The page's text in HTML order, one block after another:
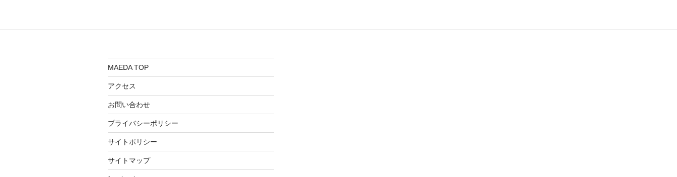
MAEDA TOP
アクセス
お問い合わせ
プライバシーポリシー
サイトポリシー
サイトマップ